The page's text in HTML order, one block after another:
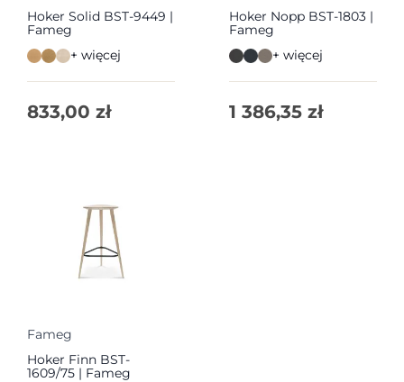
Hoker Solid BST-9449 |
Fameg
+ więcej
833,00 zł
Hoker Nopp BST-1803 |
Fameg
+ więcej
1 386,35 zł
Fameg
Hoker Finn BST-
1609/75 | Fameg